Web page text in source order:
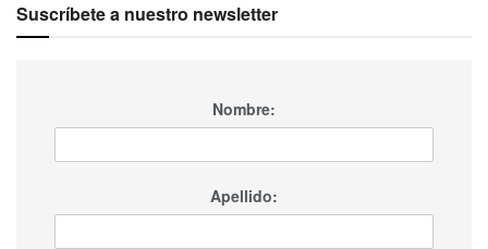
Suscríbete a nuestro newsletter
Nombre:
Apellido: